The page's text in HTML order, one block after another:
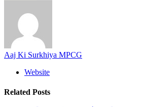
Aaj Ki Surkhiya MPCG
Website
Related Posts